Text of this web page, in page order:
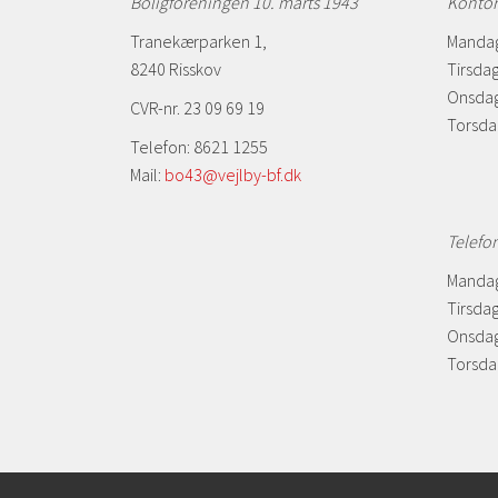
Tranekærparken 1,
8240 Risskov
CVR-nr. 23 09 69 19
Telefon: 8621 1255
Mail: bo43@vejlby-bf.dk